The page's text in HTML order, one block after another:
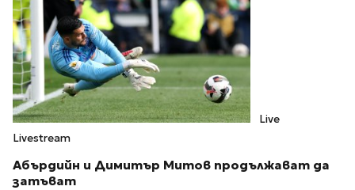
Live
Livestream
Абърдийн и Димитър Митов продължават да
затъват